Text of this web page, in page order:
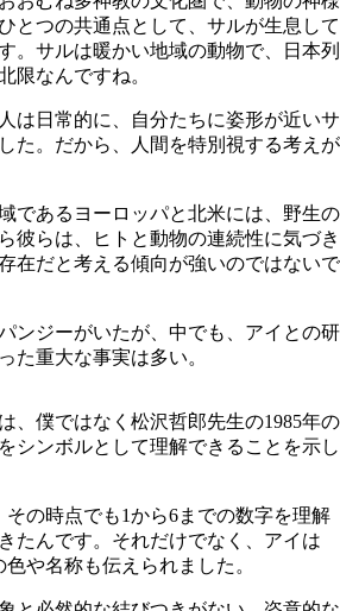
とつの共通点として、サルが生息して
。サルは暖かい地域の動物で、日本列
限なんですね。
は日常的に、自分たちに姿形が近いサ
た。だから、人間を特別視する考えが
であるヨーロッパと北米には、野生の
彼らは、ヒトと動物の連続性に気づき
在だと考える傾向が強いのではないで
ンジーがいたが、中でも、アイとの研
た重大な事実は多い。
、僕ではなく松沢哲郎先生の1985年の
シンボルとして理解できることを示し
の時点でも1から6までの数字を理解
たんです。それだけでなく、アイは
や名称も伝えられました。